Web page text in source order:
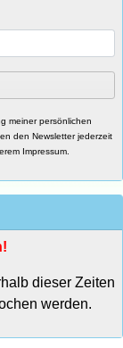
meiner persönlichen
den Newsletter jederzeit
Impressum.
dieser Zeiten
werden.